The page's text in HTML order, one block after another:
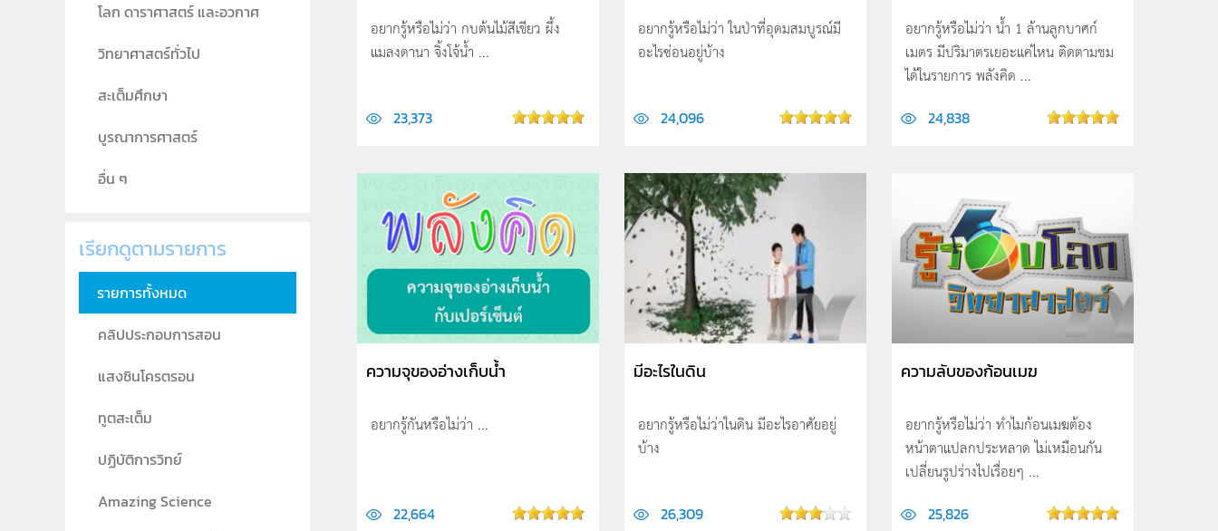
อยากรู้หรือไม่ว่า กบต้นไม้สีเขียว ผึ้ง
แมลงดานา จิ้งโจ้น้ำ ...
23,373
อยากรู้หรือไม่ว่า ในป่าที่อุดมสมบูรณ์มี
อะไรซ่อนอยู่บ้าง
24,096
อยากรู้หรือไม่ว่า น้ำ 1 ล้านลูกบาศก์
เมตร มีปริมาตรเยอะแค่ไหน ติดตามชม
ได้ในรายการ พลังคิด ...
24,838
ความจุของอ่างเก็บน้ำ
อยากรู้กันหรือไม่ว่า ...
22,664
มีอะไรในดิน
อยากรู้หรือไม่ว่าในดิน มีอะไรอาศัยอยู่
บ้าง
26,309
ความลับของก้อนเมฆ
อยากรู้หรือไม่ว่า ทำไมก้อนเมฆต้อง
หน้าตาแปลกประหลาด ไม่เหมือนกัน
เปลี่ยนรูปร่างไปเรื่อยๆ ...
25,826
โลก ดาราศาสตร์ และอวกาศ
วิทยาศาสตร์ทั่วไป
สะเต็มศึกษา
บูรณาการศาสตร์
อื่น ๆ
เรียกดูตามรายการ
รายการทั้งหมด
คลิปประกอบการสอน
แสงซินโครตรอน
ทูตสะเต็ม
ปฏิบัติการวิทย์
Amazing Science